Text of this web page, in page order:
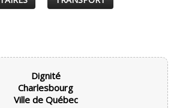
Dignité
Charlesbourg
Ville de Québec